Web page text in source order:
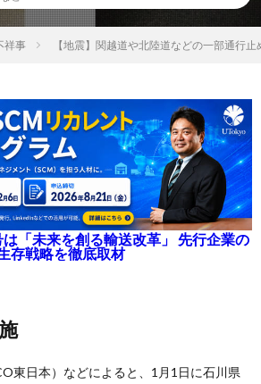
祥事 【地震】関越道や北陸道などの一部通行
「未来を創る輸送改革」 先行企業の
存戦略を徹底取材
東日本）などによると、1月1日に石川県